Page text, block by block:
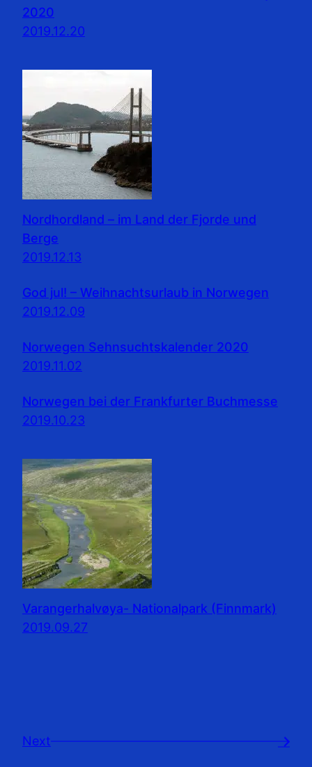
2020
2019.12.20
Nordhordland – im Land der Fjorde und
Berge
2019.12.13
God jul! – Weihnachtsurlaub in Norwegen
2019.12.09
Norwegen Sehnsuchtskalender 2020
2019.11.02
Norwegen bei der Frankfurter Buchmesse
2019.10.23
Varangerhalvøya- Nationalpark (Finnmark)
2019.09.27
Next →